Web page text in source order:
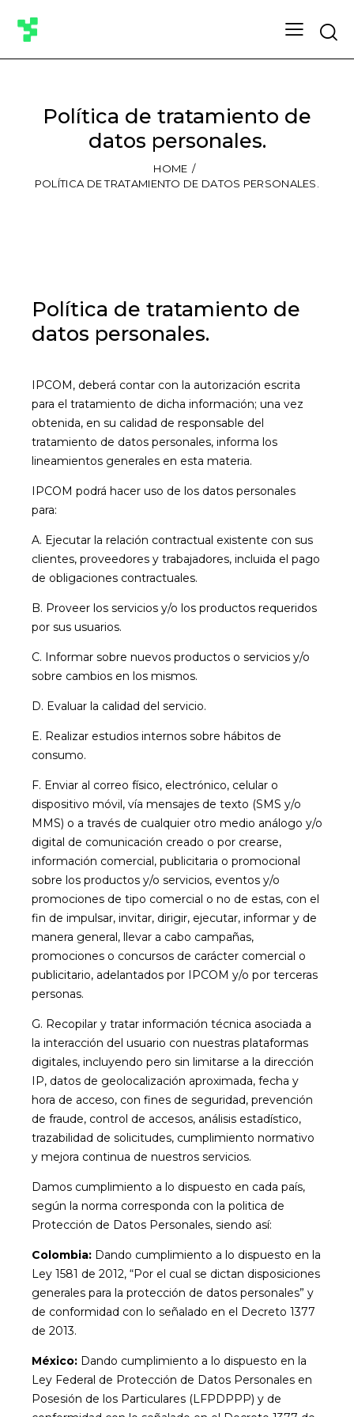
Política de tratamiento de
datos personales.
HOME
POLÍTICA DE TRATAMIENTO DE DATOS PERSONALES.
Política de tratamiento de
datos personales.
IPCOM, deberá contar con la autorización escrita
para el tratamiento de dicha información; una vez
obtenida, en su calidad de responsable del
tratamiento de datos personales, informa los
lineamientos generales en esta materia.
IPCOM podrá hacer uso de los datos personales
para:
A. Ejecutar la relación contractual existente con sus
clientes, proveedores y trabajadores, incluida el pago
de obligaciones contractuales.
B. Proveer los servicios y/o los productos requeridos
por sus usuarios.
C. Informar sobre nuevos productos o servicios y/o
sobre cambios en los mismos.
D. Evaluar la calidad del servicio.
E. Realizar estudios internos sobre hábitos de
consumo.
F. Enviar al correo físico, electrónico, celular o
dispositivo móvil, vía mensajes de texto (SMS y/o
MMS) o a través de cualquier otro medio análogo y/o
digital de comunicación creado o por crearse,
información comercial, publicitaria o promocional
sobre los productos y/o servicios, eventos y/o
promociones de tipo comercial o no de estas, con el
fin de impulsar, invitar, dirigir, ejecutar, informar y de
manera general, llevar a cabo campañas,
promociones o concursos de carácter comercial o
publicitario, adelantados por IPCOM y/o por terceras
personas.
G. Recopilar y tratar información técnica asociada a
la interacción del usuario con nuestras plataformas
digitales, incluyendo pero sin limitarse a la dirección
IP, datos de geolocalización aproximada, fecha y
hora de acceso, con fines de seguridad, prevención
de fraude, control de accesos, análisis estadístico,
trazabilidad de solicitudes, cumplimiento normativo
y mejora continua de nuestros servicios.
Damos cumplimiento a lo dispuesto en cada país,
según la norma corresponda con la politica de
Protección de Datos Personales, siendo así:
Colombia: Dando cumplimiento a lo dispuesto en la
Ley 1581 de 2012, “Por el cual se dictan disposiciones
generales para la protección de datos personales” y
de conformidad con lo señalado en el Decreto 1377
de 2013.
México: Dando cumplimiento a lo dispuesto en la
Ley Federal de Protección de Datos Personales en
Posesión de los Particulares (LFPDPPP) y de